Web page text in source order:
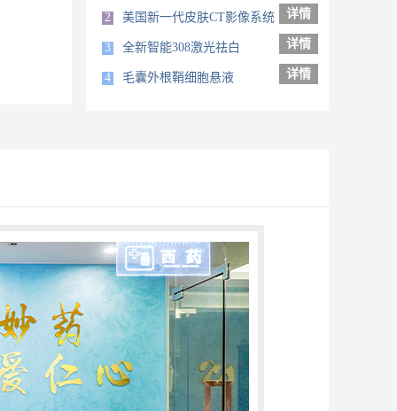
2 美国新一代皮肤CT影像系统 详情
3 全新智能308激光祛白 详情
4 毛囊外根鞘细胞悬液 详情